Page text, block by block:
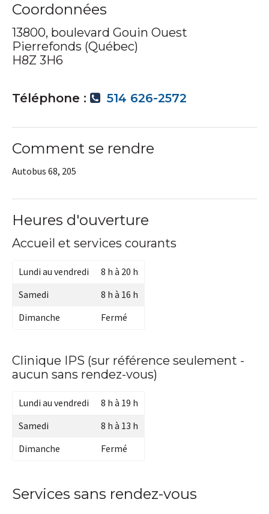
Coordonnées
13800, boulevard Gouin Ouest
Pierrefonds (Québec)
H8Z 3H6
Téléphone : 514 626-2572
Comment se rendre
Autobus 68, 205
Heures d'ouverture
Accueil et services courants
Lundi au vendredi
8 h à 20 h
Samedi
8 h à 16 h
Dimanche
Fermé
Clinique IPS (sur référence seulement -
aucun sans rendez-vous)
Lundi au vendredi
8 h à 19 h
Samedi
8 h à 13 h
Dimanche
Fermé
Services sans rendez-vous